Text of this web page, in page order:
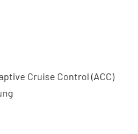
Cruise Control (ACC)